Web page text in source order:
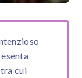
cui